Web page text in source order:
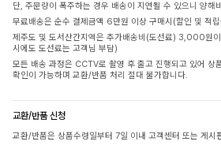
단, 주문량이 폭주하는 경우 배송이 지연될 수 있으니 양해
무료배송은 순수 결제금액 6만원 이상 구매시(할인 및 적
제주도 및 도서산간지역은 추가배송비(도선료) 3,000원
시에도 도선료는 고객님 부담)
모든 배송 과정은 CCTV로 촬영 후 출고 진행되고 있어 상
확인이 가능하며 교환/반품 처리 절대 불가합니다.
교환/반품 신청
교환/반품은 상품수령일부터 7일 이내 고객센터 또는 게시